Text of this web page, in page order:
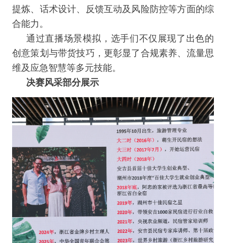
提炼、话术设计、反馈互动及风险防控等方面的综
合能力。
通过直播场景模拟，选手们不仅展现了出色的
创意策划与带货技巧，更彰显了合规素养、流量思
维及应急智慧等多元技能。
决赛风采部分展示